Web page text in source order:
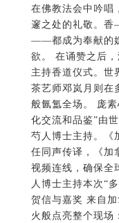
在佛教法会中吟唱
邃之处的礼敬。
——都成为奉献的
欲。 在诵赞之后
主持香道仪式。世
茶艺师邓岚月则在
般氤氲全场。 庞
化交流和品鉴”由
芍人博士主持。《
任同声传译，《加
视频连线，确保全
人博士主持本次“
贺信与嘉奖 来自
火般点亮整个现场